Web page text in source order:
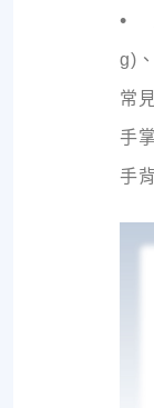
•
g)
常
手
手